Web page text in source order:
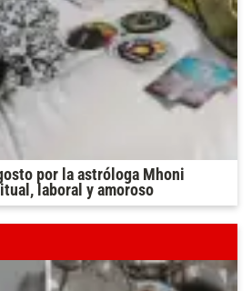
por la astróloga Mhoni
laboral y amoroso